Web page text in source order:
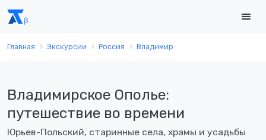
Главная Экскурсии Россия Владимир
Владимирское Ополье:
путешествие во времени
Юрьев-Польский, старинные села, храмы и усадьбы